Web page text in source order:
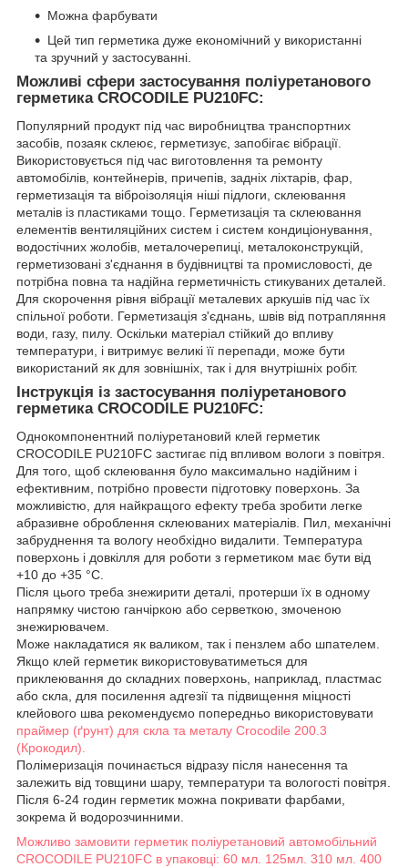
Можна фарбувати
Цей тип герметика дуже економічний у використанні
та зручний у застосуванні.
Можливі сфери застосування поліуретанового
герметика CROCODILE PU210FC:
Популярний продукт під час виробництва транспортних
засобів, позаяк склеює, герметизує, запобігає вібрації.
Використовується під час виготовлення та ремонту
автомобілів, контейнерів, причепів, задніх ліхтарів, фар,
герметизація та віброізоляція ніші підлоги, склеювання
металів із пластиками тощо. Герметизація та склеювання
елементів вентиляційних систем і систем кондиціонування,
водостічних жолобів, металочерепиці, металоконструкцій,
герметизовані з'єднання в будівництві та промисловості, де
потрібна повна та надійна герметичність стикуваних деталей.
Для скорочення рівня вібрації металевих аркушів під час їх
спільної роботи. Герметизація з'єднань, швів від потрапляння
води, газу, пилу. Оскільки матеріал стійкий до впливу
температури, і витримує великі її перепади, може бути
використаний як для зовнішніх, так і для внутрішніх робіт.
Інструкція із застосування поліуретанового
герметика CROCODILE PU210FC:
Однокомпонентний поліуретановий клей герметик
CROCODILE PU210FC застигає під впливом вологи з повітря.
Для того, щоб склеювання було максимально надійним і
ефективним, потрібно провести підготовку поверхонь. За
можливістю, для найкращого ефекту треба зробити легке
абразивне оброблення склеюваних матеріалів. Пил, механічні
забруднення та вологу необхідно видалити. Температура
поверхонь і довкілля для роботи з герметиком має бути від
+10 до +35 °C.
Після цього треба знежирити деталі, протерши їх в одному
напрямку чистою ганчіркою або серветкою, змоченою
знежирювачем.
Може накладатися як валиком, так і пензлем або шпателем.
Якщо клей герметик використовуватиметься для
приклеювання до складних поверхонь, наприклад, пластмас
або скла, для посилення адгезії та підвищення міцності
клейового шва рекомендуємо попередньо використовувати
праймер (ґрунт) для скла та металу Crocodile 200.3
(Крокодил).
Полімеризація починається відразу після нанесення та
залежить від товщини шару, температури та вологості повітря.
Після 6-24 годин герметик можна покривати фарбами,
зокрема й водорозчинними.
Можливо замовити герметик поліуретановий автомобільний
CROCODILE PU210FC в упаковці: 60 мл. 125мл. 310 мл. 400